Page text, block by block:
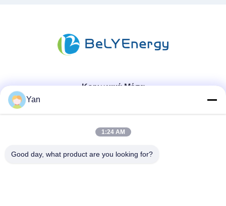
Κοινωνικά Μέσα
Γρήγορη επικοινωνία
Τηλ.:
Yan
1:24 AM
Good day, what product are you looking for?